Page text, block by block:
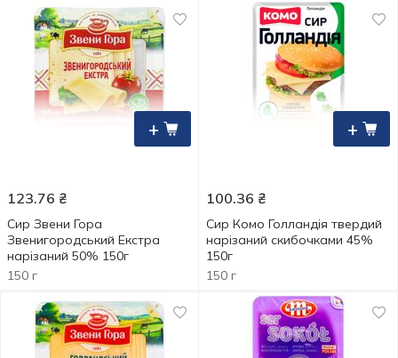
+
123.76 ₴
Сир Звени Гора
Звенигородський Екстра
нарізаний 50% 150г
150 г
+
100.36 ₴
Сир Комо Голландія твердий
нарізаний скибочками 45%
150г
150 г